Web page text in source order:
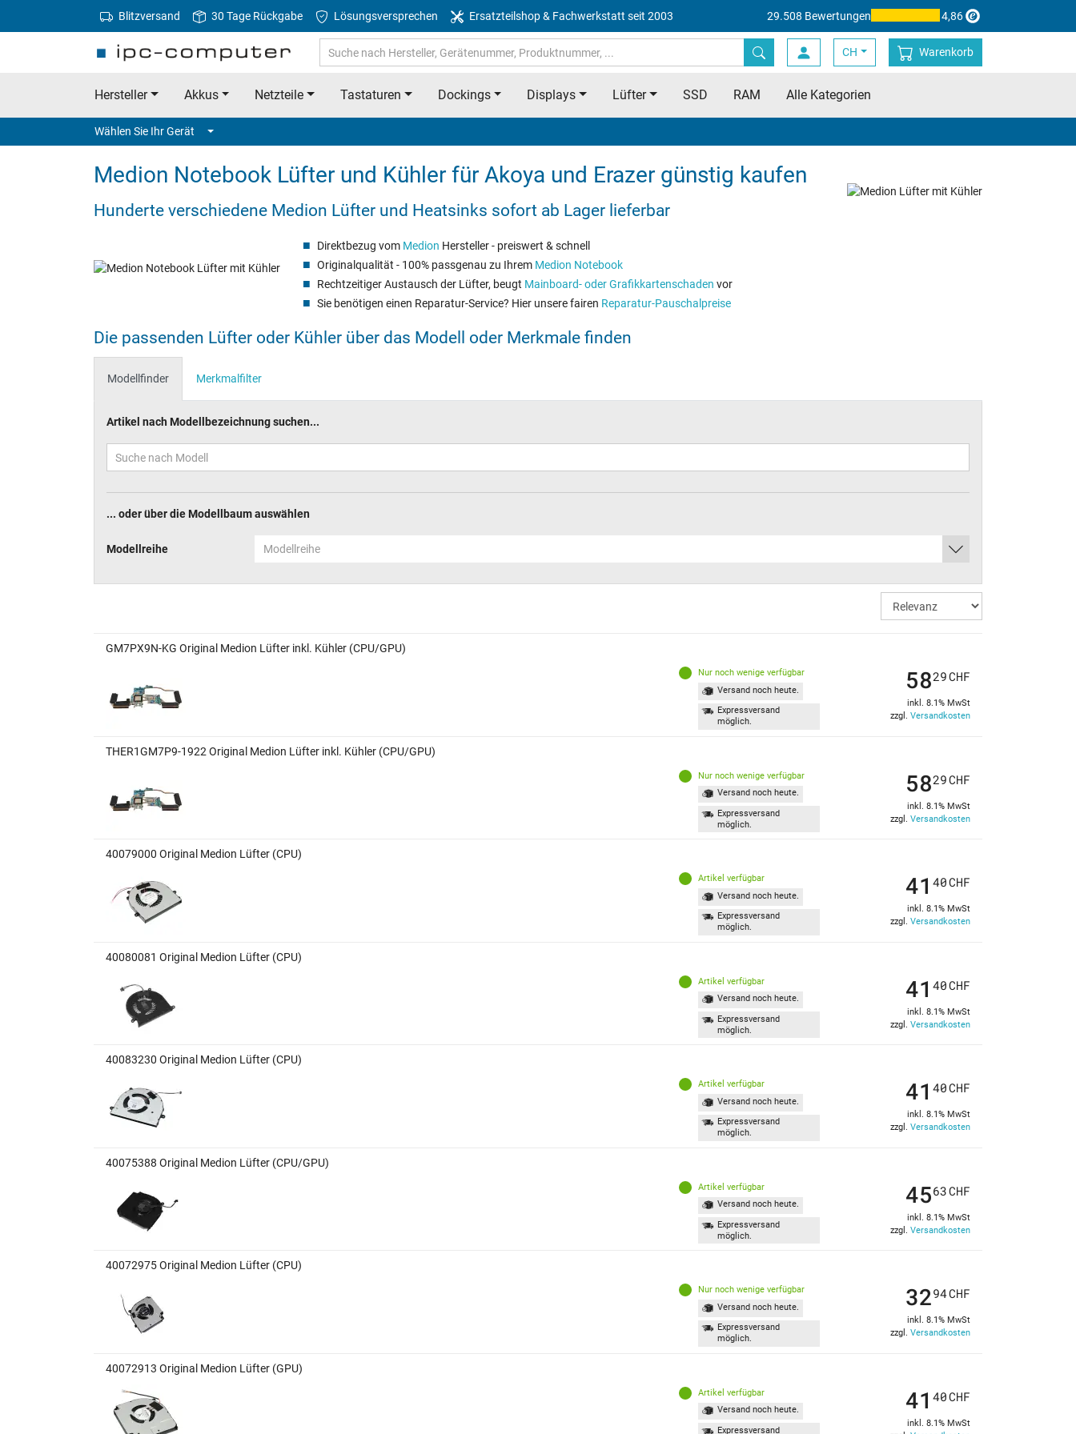
Blitzversand 30 Tage Rückgabe Lösungsversprechen Ersatzteilshop & Fachwerkstatt seit 2003 29.508 Bewertungen 4,86
CH Warenkorb
Hersteller Akkus Netzteile Tastaturen Dockings Displays Lüfter SSD RAM Alle Kategorien
Wählen Sie Ihr Gerät
Medion Notebook Lüfter und Kühler für Akoya und Erazer günstig kaufen
Hunderte verschiedene Medion Lüfter und Heatsinks sofort ab Lager lieferbar
Direktbezug vom Medion Hersteller - preiswert & schnell
Originalqualität - 100% passgenau zu Ihrem Medion Notebook
Rechtzeitiger Austausch der Lüfter, beugt Mainboard- oder Grafikkartenschaden vor
Sie benötigen einen Reparatur-Service? Hier unsere fairen Reparatur-Pauschalpreise
Die passenden Lüfter oder Kühler über das Modell oder Merkmale finden
Modellfinder Merkmalfilter
Artikel nach Modellbezeichnung suchen...
... oder über die Modellbaum auswählen
Modellreihe Modellreihe
GM7PX9N-KG Original Medion Lüfter inkl. Kühler (CPU/GPU)
Nur noch wenige verfügbar
Versand noch heute.
Expressversand
möglich.
5829CHF
inkl. 8.1% MwSt
zzgl. Versandkosten
THER1GM7P9-1922 Original Medion Lüfter inkl. Kühler (CPU/GPU)
Nur noch wenige verfügbar
Versand noch heute.
Expressversand
möglich.
5829CHF
inkl. 8.1% MwSt
zzgl. Versandkosten
40079000 Original Medion Lüfter (CPU)
Artikel verfügbar
Versand noch heute.
Expressversand
möglich.
4140CHF
inkl. 8.1% MwSt
zzgl. Versandkosten
40080081 Original Medion Lüfter (CPU)
Artikel verfügbar
Versand noch heute.
Expressversand
möglich.
4140CHF
inkl. 8.1% MwSt
zzgl. Versandkosten
40083230 Original Medion Lüfter (CPU)
Artikel verfügbar
Versand noch heute.
Expressversand
möglich.
4140CHF
inkl. 8.1% MwSt
zzgl. Versandkosten
40075388 Original Medion Lüfter (CPU/GPU)
Artikel verfügbar
Versand noch heute.
Expressversand
möglich.
4563CHF
inkl. 8.1% MwSt
zzgl. Versandkosten
40072975 Original Medion Lüfter (CPU)
Nur noch wenige verfügbar
Versand noch heute.
Expressversand
möglich.
3294CHF
inkl. 8.1% MwSt
zzgl. Versandkosten
40072913 Original Medion Lüfter (GPU)
Artikel verfügbar
Versand noch heute.
Expressversand
4140CHF
inkl. 8.1% MwSt